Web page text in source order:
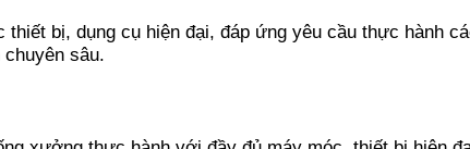
bị, dụng cụ hiện đại, đáp ứng yêu cầu thực hành
sâu.